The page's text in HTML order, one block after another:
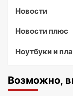
Новости
Новости плюс
Ноутбуки и
Возможно,